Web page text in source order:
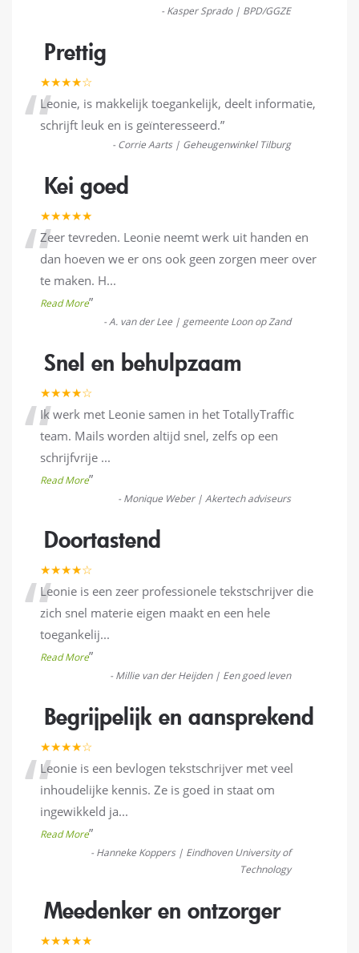
- Kasper Sprado | BPD/GGZE
Prettig
★★★★☆
“Leonie, is makkelijk toegankelijk, deelt informatie,
schrijft leuk en is geïnteresseerd.”
- Corrie Aarts | Geheugenwinkel Tilburg
Kei goed
★★★★★
“Zeer tevreden. Leonie neemt werk uit handen en
dan hoeven we er ons ook geen zorgen meer over
te maken. H...
Read More”
-A. van der Lee | gemeente Loon op Zand
Snel en behulpzaam
★★★★☆
“Ik werk met Leonie samen in het TotallyTraffic
team. Mails worden altijd snel, zelfs op een
schrijfvrije ...
Read More”
- Monique Weber | Akertech adviseurs
Doortastend
★★★★☆
“Leonie is een zeer professionele tekstschrijver die
zich snel materie eigen maakt en een hele
toegankelij...
Read More”
- Millie van der Heijden | Een goed leven
Begrijpelijk en aansprekend
★★★★☆
“Leonie is een bevlogen tekstschrijver met veel
inhoudelijke kennis. Ze is goed in staat om
ingewikkeld ja...
Read More”
- Hanneke Koppers | Eindhoven University of
Technology
Meedenker en ontzorger
★★★★★